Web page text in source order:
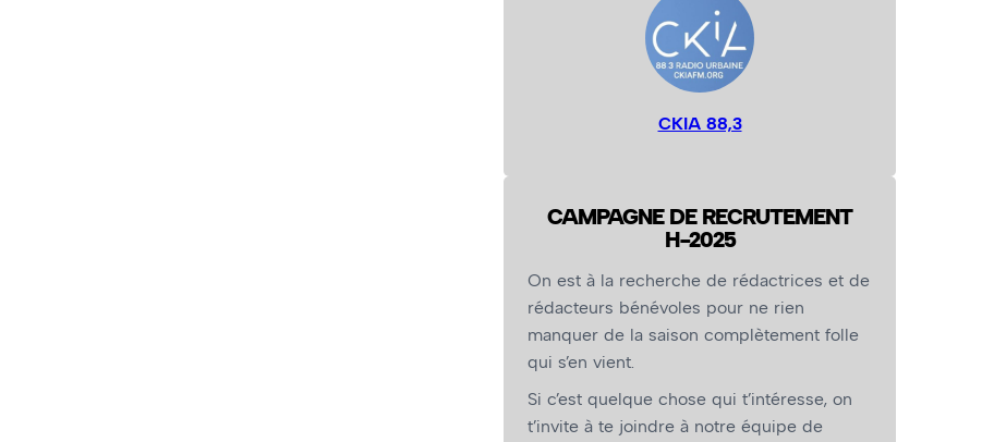
CKIA 88,3
CAMPAGNE DE RECRUTEMENT
H-2025
On est à la recherche de rédactrices et de
rédacteurs bénévoles pour ne rien
manquer de la saison complètement folle
qui s’en vient.
Si c’est quelque chose qui t’intéresse, on
t’invite à te joindre à notre équipe de